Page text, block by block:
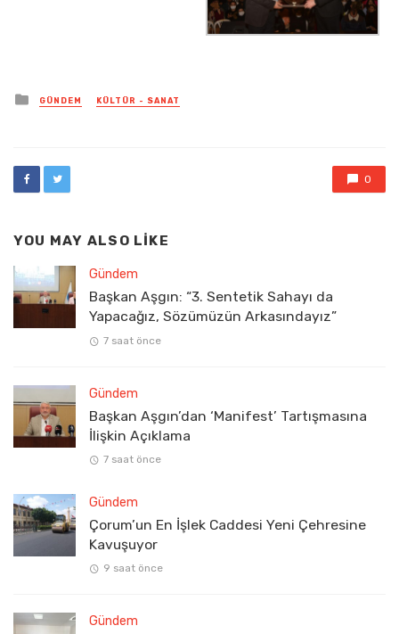
Posted
in
GÜNDEM KÜLTÜR - SANAT
0
YOU MAY ALSO LIKE
Gündem
Başkan Aşgın: “3. Sentetik Sahayı da
Yapacağız, Sözümüzün Arkasındayız”
7 saat önce
Gündem
Başkan Aşgın’dan ‘Manifest’ Tartışmasına
İlişkin Açıklama
7 saat önce
Gündem
Çorum’un En İşlek Caddesi Yeni Çehresine
Kavuşuyor
9 saat önce
Gündem